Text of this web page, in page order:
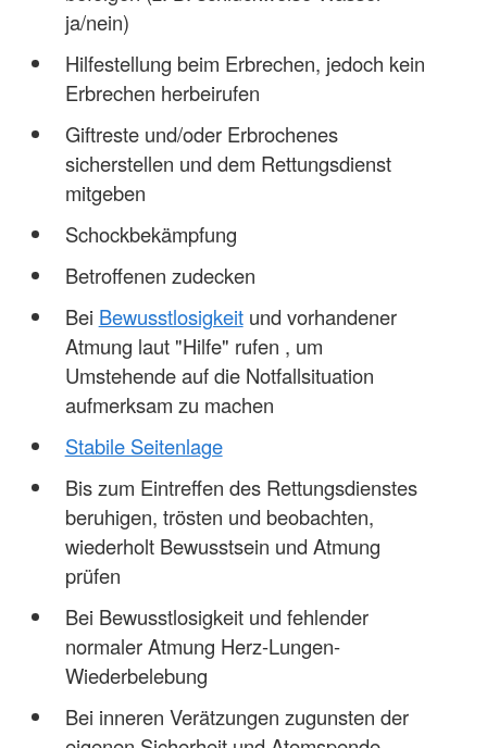
ja/nein)
Hilfestellung beim Erbrechen, jedoch kein
Erbrechen herbeirufen
Giftreste und/oder Erbrochenes
sicherstellen und dem Rettungsdienst
mitgeben
Schockbekämpfung
Betroffenen zudecken
Bei Bewusstlosigkeitund vorhandener
Atmung laut "Hilfe" rufen , um
Umstehende auf die Notfallsituation
aufmerksam zu machen
Stabile Seitenlage
Bis zum Eintreffen des Rettungsdienstes
beruhigen, trösten und beobachten,
wiederholt Bewusstsein und Atmung
prüfen
Bei Bewusstlosigkeit und fehlender
normaler Atmung Herz-Lungen-
Wiederbelebung
Bei inneren Verätzungen zugunsten der